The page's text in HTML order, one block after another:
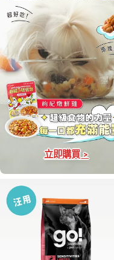
立即購買 >